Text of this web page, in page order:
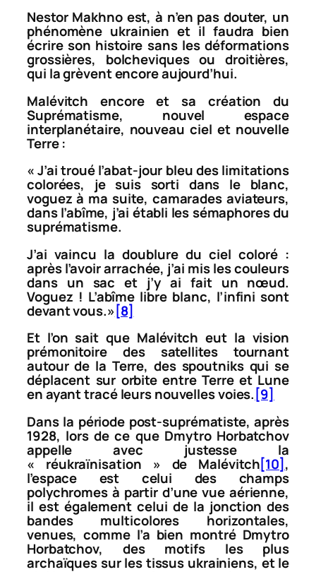
Nestor Makhno est, à n’en pas douter, un
phénomène ukrainien et il faudra bien
écrire son histoire sans les déformations
grossières, bolcheviques ou droitières,
qui la grèvent encore aujourd’hui.
Malévitch encore et sa création du
Suprématisme, nouvel espace
interplanétaire, nouveau ciel et nouvelle
Terre :
«J’ai troué l’abat-jour bleu des limitations
colorées, je suis sorti dans le blanc,
voguez à ma suite, camarades aviateurs,
dans l’abîme, j’ai établi les sémaphores du
suprématisme.
J’ai vaincu la doublure du ciel coloré :
après l’avoir arrachée, j’ai mis les couleurs
dans un sac et j’y ai fait un nœud.
Voguez ! L’abîme libre blanc, l’infini sont
devant vous.»[8]
Et l’on sait que Malévitch eut la vision
prémonitoire des satellites tournant
autour de la Terre, des spoutniks qui se
déplacent sur orbite entre Terre et Lune
en ayant tracé leurs nouvelles voies.[9]
Dans la période post-suprématiste, après
1928, lors de ce que Dmytro Horbatchov
appelle avec justesse la
« réukraïnisation » de Malévitch[10],
l’espace est celui des champs
polychromes à partir d’une vue aérienne,
il est également celui de la jonction des
bandes multicolores horizontales,
venues, comme l’a bien montré Dmytro
Horbatchov, des motifs les plus
archaïques sur les tissus ukrainiens, et le